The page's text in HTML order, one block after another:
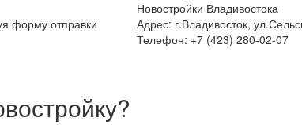
форму отправки
Новостройки Владивостока
Адрес: г.Владивосток,
Телефон: +7 (423) 280-02-07